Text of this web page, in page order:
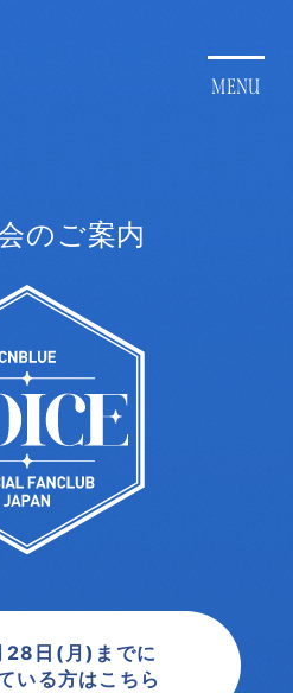
のご案内
日(月)までに
いる方はこちら